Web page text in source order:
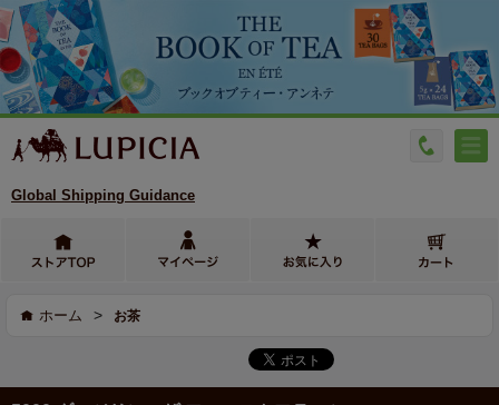
Global Shipping Guidance
ホーム > お茶